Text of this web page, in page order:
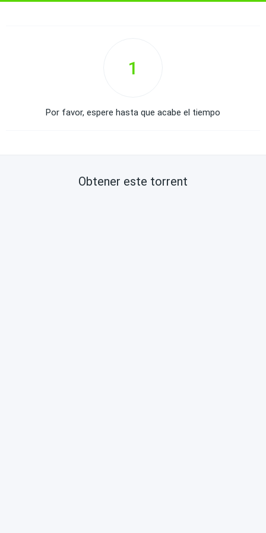
1
Por favor, espere hasta que acabe el tiempo
Obtener este torrent